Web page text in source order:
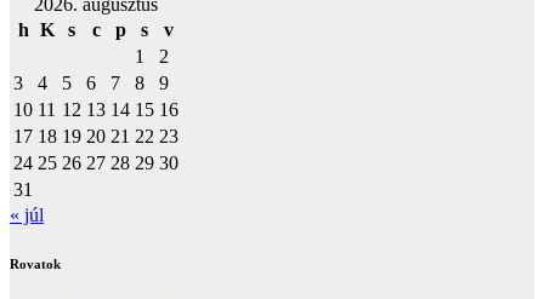
h K s c p s
v
1
2
3
4 5 6 7 8
9
10 11 12 13 14 15 16
17 18 19 20 21 22 23
24 25 26 27 28 29 30
31
« júl
Rovatok